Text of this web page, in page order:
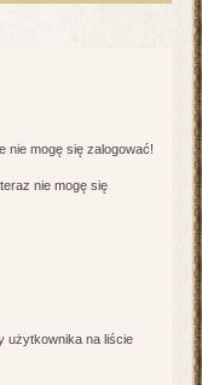
nie mogę się zalogować!
nie mogę się
użytkownika na liście